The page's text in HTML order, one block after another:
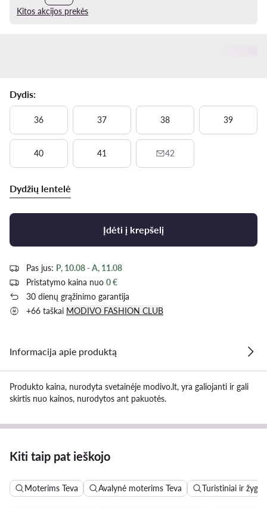
Kitos akcijos prekės
Dydis:
36 37 38 39
40 41 42
Dydžių lentelė
Įdėti į krepšelį
Pas jus: P, 10.08 - A, 11.08
Pristatymo kaina nuo 0 €
30 dienų grąžinimo garantija
+66 taškai MODIVO FASHION CLUB
Informacija apie produktą
Produkto kaina, nurodyta svetainėje modivo.lt, yra galiojanti ir gali
skirtis nuo kainos, nurodytos ant pakuotės.
Kiti taip pat ieškojo
Moterims Teva Avalynė moterims Teva Turistiniai ir